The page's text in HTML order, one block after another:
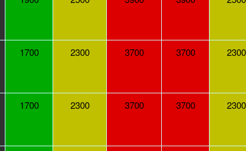
1700 2300 3700 3700 2300
1700 2300 3700 3700 2300